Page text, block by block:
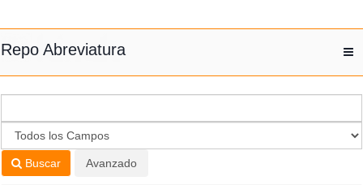
Repo Abreviatura
Buscar Avanzado